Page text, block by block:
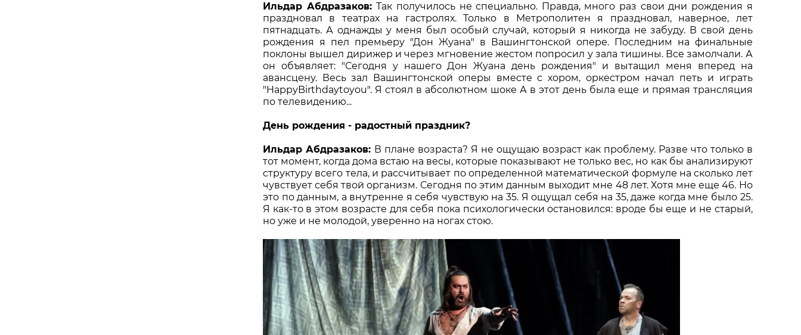
Ильдар Абдразаков:Так получилось не специально. Правда, много раз свои дни рождения я
праздновал в театрах на гастролях. Только в Метрополитен я праздновал, наверное, лет
пятнадцать. А однажды у меня был особый случай, который я никогда не забуду. В свой день
рождения я пел премьеру "Дон Жуана" в Вашингтонской опере. Последним на финальные
поклоны вышел дирижер и через мгновение жестом попросил у зала тишины. Все замолчали. А
он объявляет: "Сегодня у нашего Дон Жуана день рождения" и вытащил меня вперед на
авансцену. Весь зал Вашингтонской оперы вместе с хором, оркестром начал петь и играть
"HappyBirthdaytoyou". Я стоял в абсолютном шоке А в этот день была еще и прямая трансляция
по телевидению...
День рождения - радостный праздник?
Ильдар Абдразаков: В плане возраста? Я не ощущаю возраст как проблему. Разве что только в
тот момент, когда дома встаю на весы, которые показывают не только вес, но как бы анализируют
структуру всего тела, и рассчитывает по определенной математической формуле на сколько лет
чувствует себя твой организм. Сегодня по этим данным выходит мне 48 лет. Хотя мне еще 46. Но
это по данным, а внутренне я себя чувствую на 35. Я ощущал себя на 35, даже когда мне было 25.
Я как-то в этом возрасте для себя пока психологически остановился: вроде бы еще и не старый,
но уже и не молодой, уверенно на ногах стою.